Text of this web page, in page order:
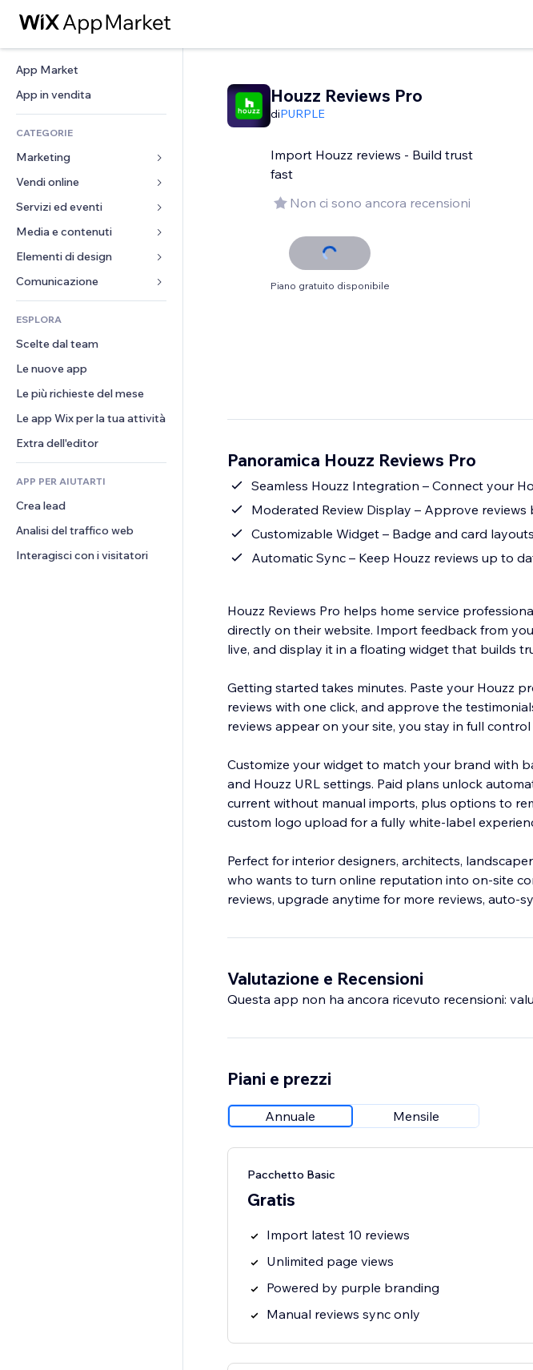
App Market
App in vendita
CATEGORIE
Marketing
Inserzioni
Mobile
Dati analitici
Inserzioni sito
Email
Vendi online
App per Stores
Spedizione e consegna
Tasti Vendi
Amministrazione
Buoni e programmi fedeltà
Servizi ed eventi
Hotel
Eventi
Ristoranti
Immobiliare
Prenotazioni
Media e contenuti
Galleria
Musica
Podcast
Fotografia
Video
PDF
Condivisione file
Elementi di design
Mappe e navigazione
Privacy e sicurezza
Orologio
Template per pagine
Effetti immagine
Tasti e menu
Banner e badge
Calcolatrici
Cerca
Meteo
Grafici e tabelle
Moduli
Sondaggi
Chat
Commenti
Telefono
Community
Recensioni e testimonial
CRM
ESPLORA
Scelte dal team
Le nuove app
Le più richieste del mese
Le app Wix per la tua attività
Extra dell'editor
APP PER AIUTARTI
Crea lead
Analisi del traffico web
Interagisci con i visitatori
Houzz Reviews Pro
diPURPLE
Import Houzz reviews - Build trust
fast
Non ci sono ancora recensioni
Piano gratuito disponibile
Panoramica Houzz Reviews Pro
Seamless Houzz Integration – Connect your
Moderated Review Display – Approve
Customizable Widget – Badge and card
Automatic Sync – Keep Houzz reviews up to
Houzz Reviews Pro helps home service
directly on their website. Import feedback from your Houzz business profile, moderate what goes
live, and display it in a floating widget that builds
Getting started takes minutes. Paste your Houzz
reviews with one click, and approve the
reviews appear on your site, you stay in full
Customize your widget to match your brand with
and Houzz URL settings. Paid plans unlock
current without manual imports, plus options to
custom logo upload for a fully white-label
Perfect for interior designers, architects,
who wants to turn online reputation into on-site
reviews, upgrade anytime for more reviews, auto-
Valutazione e Recensioni
Questa app non ha ancora ricevuto recensioni:
Piani e prezzi
Annuale Mensile
Pacchetto Basic
Gratis
Import latest 10 reviews
Unlimited page views
Powered by purple branding
Manual reviews sync only